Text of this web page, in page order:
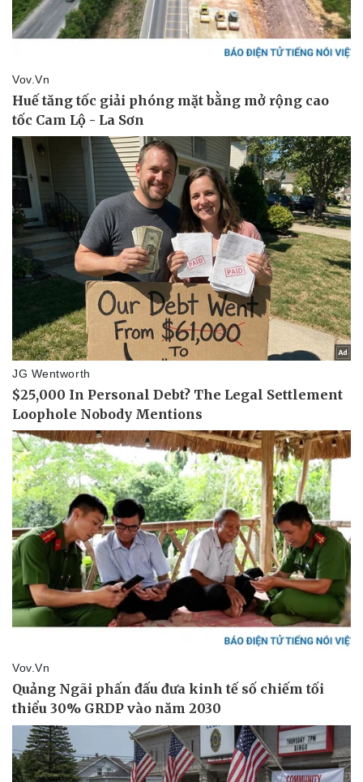
Pháp luật
Vụ án
Tin nóng
Tư vấn luật
Vũ khí
Việt Nam
Phân tích